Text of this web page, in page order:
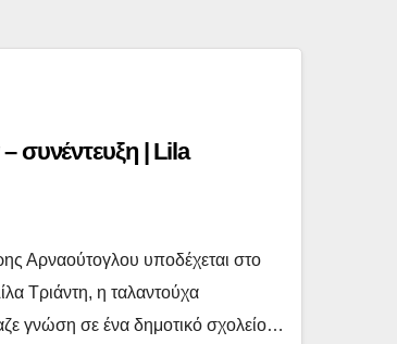
συνέντευξη | Lila
Αρναούτογλου υποδέχεται στο
Τριάντη, η ταλαντούχα
γνώση σε ένα δημοτικό σχολείο…